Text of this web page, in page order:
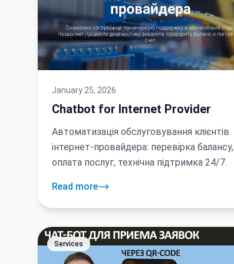
January 25, 2026
Chatbot for Internet Provider
Автоматизація обслуговування клієнтів
інтернет-провайдера: перевірка балансу,
оплата послуг, технічна підтримка 24/7.
Read more
Services